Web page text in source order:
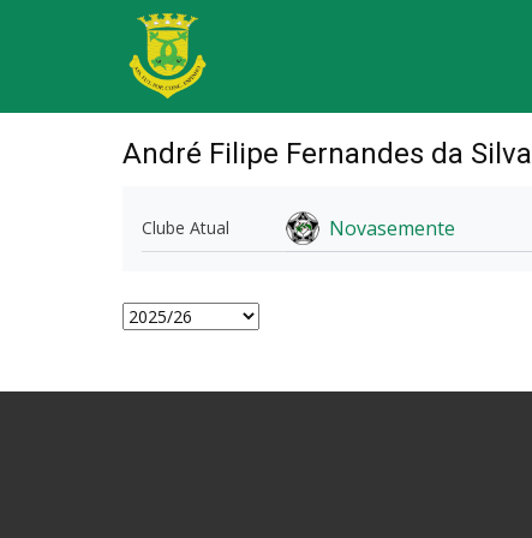
André Filipe Fernandes da Silva
Clube Atual Novasemente